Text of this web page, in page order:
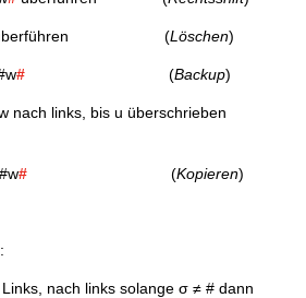
(Löschen)
# (Backup)
nach links, bis u überschrieben
# (Kopieren)
Links, nach links solange σ ≠ # dann